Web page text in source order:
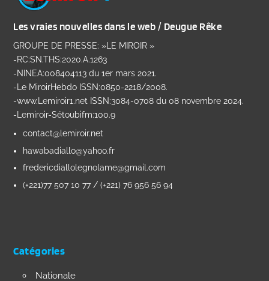
Les vraies nouvelles dans le web / Deugue Rêke
GROUPE DE PRESSE: »LE MIROIR »
-RC:SN.THS:2020.A.1263
-NINEA:008404113 du 1er mars 2021.
-Le MiroirHebdo ISSN:0850-2218/2008.
-www.Lemiroir1.net ISSN:3084-0708 du 08 novembre 2024.
-Lemiroir-Sétoubifm:100.9
contact@lemiroir.net
hawabadiallo@yahoo.fr
fredericdiallolegnolame@gmail.com
(+221)77 507 10 77 / (+221) 76 956 56 94
Catégories
Nationale